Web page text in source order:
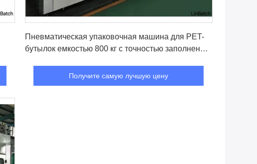
Пневматическая упаковочная машина для PET-
бутылок емкостью 800 кг с точностью заполнения
Получите самую лучшую цену